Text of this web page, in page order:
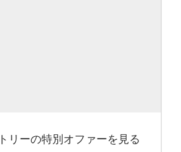
リーの特別オファーを見る